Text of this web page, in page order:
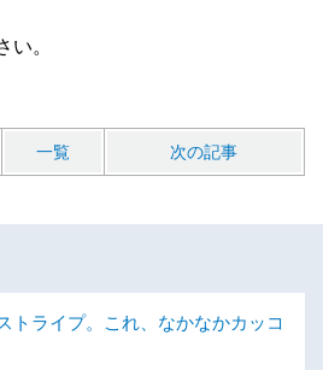
い。
一覧 次の記事
トライプ。これ、なかなかカッコ